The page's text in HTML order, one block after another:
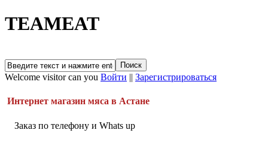
TEAMEAT
Welcome visitor can you Войти || Зарегистрироваться
Интернет магазин мяса в Астане
Заказ по телефону и Whats up